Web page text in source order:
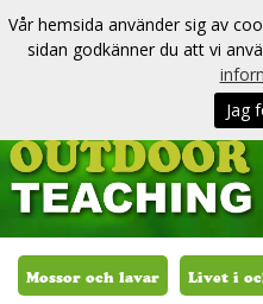
Mossor och lavar Livet i
Vår hemsida använder sig av
sidan godkänner du att vi
Jag